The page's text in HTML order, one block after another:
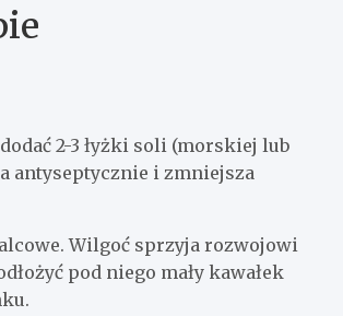
2-3 łyżki soli (morskiej lub
antyseptycznie i zmniejsza
Wilgoć sprzyja rozwojowi
pod niego mały kawałek